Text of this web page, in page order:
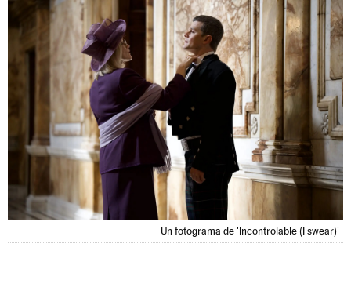
Un fotograma de 'Incontrolable (I swear)'